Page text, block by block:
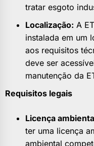
tratar esgoto
Localização: A
instalada em um
aos requisitos
deve ser
manutenção da
Requisitos legais
Licença
ter uma licença
ambiental